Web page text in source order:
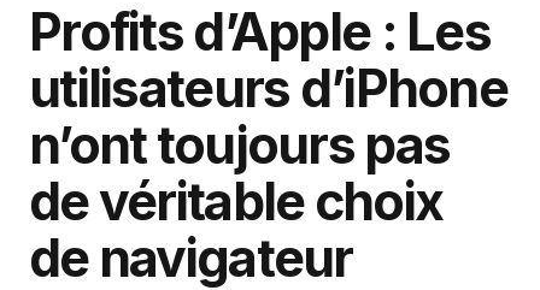
Profits d’Apple : Les
utilisateurs d’iPhone
n’ont toujours pas
de véritable choix
de navigateur